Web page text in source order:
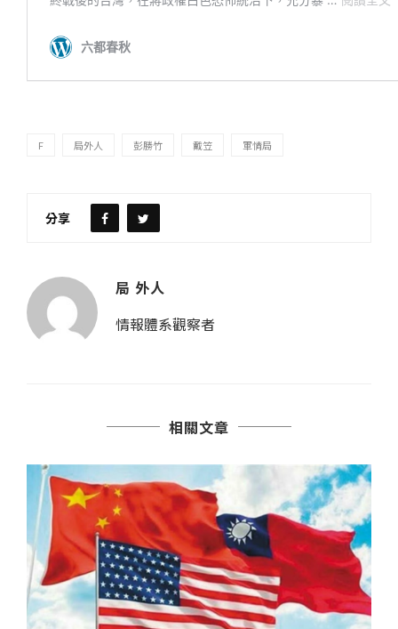
F 局外人 彭勝竹 戴笠 軍情局
分享
局 外人
情報體系觀察者
相關文章